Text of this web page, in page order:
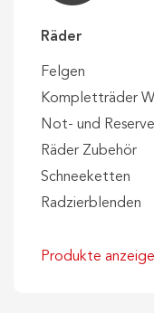
Räder
Felgen
Kompletträder
Not- und
Räder Zubehör
Schneeketten
Radzierblenden
Produkte